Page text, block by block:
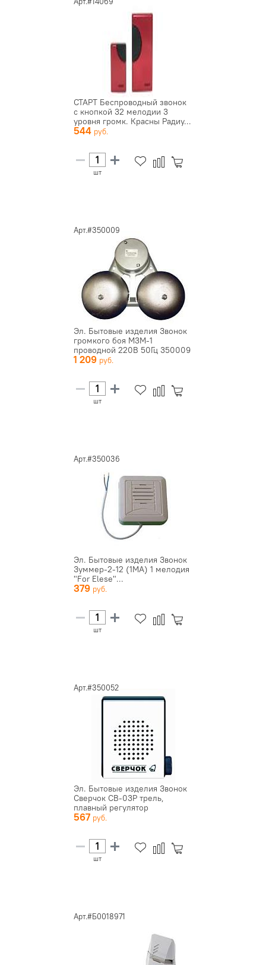
СТАРТ Беспроводный звонок
с кнопкой 32 мелодии 3
уровня громк. Красны Радиу...
544
шт
Арт.#350009
Эл. Бытовые изделия Звонок
громкого боя М3М-1
проводной 220В 50Гц 350009
1 209
шт
Арт.#350036
Эл. Бытовые изделия Звонок
Зуммер-2-12 (1МА) 1 мелодия
"For Elese"...
379
шт
Арт.#350052
Эл. Бытовые изделия Звонок
Сверчок СВ-03Р трель,
плавный регулятор
громкост...
567
шт
Арт.#Б0018971